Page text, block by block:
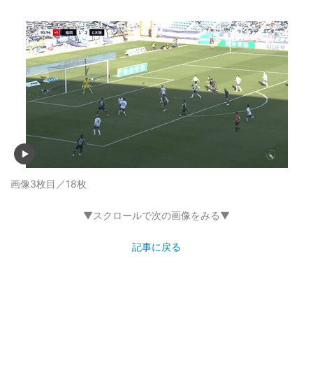
画像3枚目／18枚
▼スクロールで次の画像をみる▼
記事に戻る